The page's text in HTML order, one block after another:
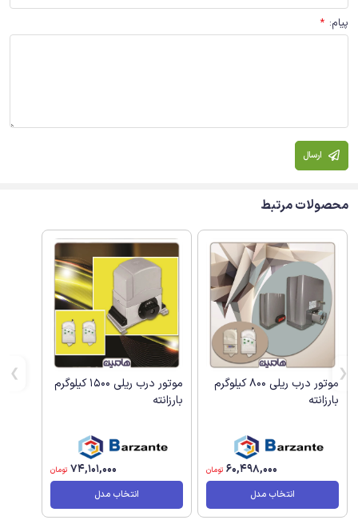
پیام:
*
ارسال
محصولات مرتبط
موتور درب ریلی 800 کیلوگرم
بارزانته
60,498,000 تومان
انتخاب مدل
موتور درب ریلی 1500 کیلوگرم
بارزانته
74,101,000 تومان
انتخاب مدل